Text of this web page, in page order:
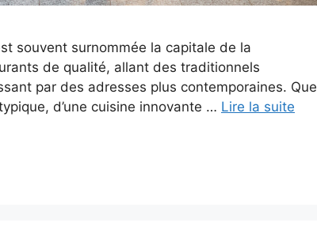
souvent surnommée la capitale de la
de qualité, allant des traditionnels
par des adresses plus contemporaines. Que
d’une cuisine innovante … Lire la suite